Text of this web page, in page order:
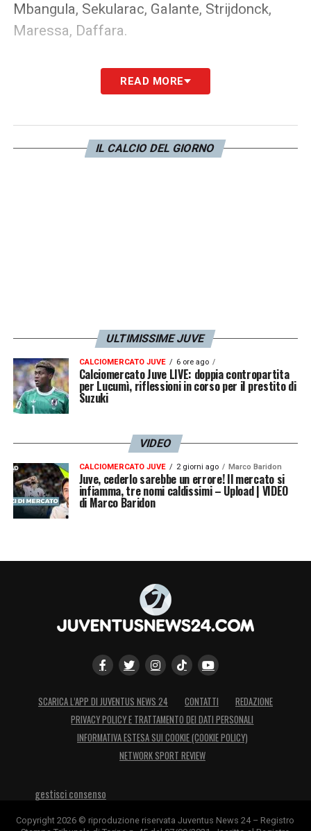
Mbangula, Sekularac, Galante, Strijdonck,
Maressa, Daffara.
LA PLAYLIST DELLE NOSTRE TOP NEWS
READ MORE
IL CALCIO DEL GIORNO
ULTIMISSIME JUVE
CALCIOMERCATO JUVE 6 ore ago
Calciomercato Juve LIVE: doppia contropartita
per Lucumì, riflessioni in corso per il prestito di
Suzuki
VIDEO
CALCIOMERCATO JUVE 2 giorni ago Marco Baridon
Juve, cederlo sarebbe un errore! Il mercato si
infiamma, tre nomi caldissimi – Upload | VIDEO
di Marco Baridon
SCARICA L’APP DI JUVENTUS NEWS 24 CONTATTI
REDAZIONE
PRIVACY POLICY E TRATTAMENTO DEI DATI PERSONALI
INFORMATIVA ESTESA SUI COOKIE (COOKIE POLICY)
NETWORK SPORT REVIEW
gestisci consenso
Copyright 2026 © riproduzione riservata Juventus News 24 – Registro